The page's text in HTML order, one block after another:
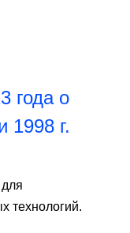
года о
1998 г.
технологий.